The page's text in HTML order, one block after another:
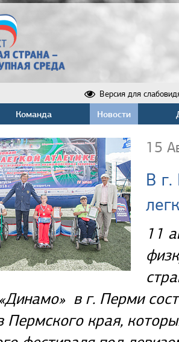
Версия для
Команда Новости
15
В г.
11
в г. Перми
Пермского края,